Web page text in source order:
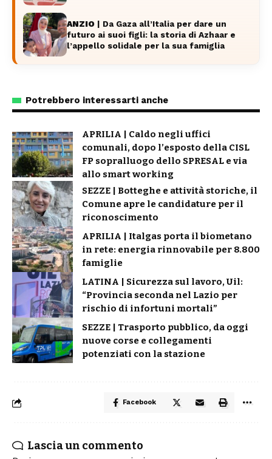
ANZIO | Da Gaza all’Italia per dare un
futuro ai suoi figli: la storia di Azhaar e
l’appello solidale per la sua famiglia
Potrebbero interessarti anche
APRILIA | Caldo negli uffici
comunali, dopo l’esposto della CISL
FP sopralluogo dello SPRESAL e via
allo smart working
SEZZE | Botteghe e attività storiche, il
Comune apre le candidature per il
riconoscimento
APRILIA | Italgas porta il biometano
in rete: energia rinnovabile per 8.800
famiglie
LATINA | Sicurezza sul lavoro, Uil:
“Provincia seconda nel Lazio per
rischio di infortuni mortali”
SEZZE | Trasporto pubblico, da oggi
nuove corse e collegamenti
potenziati con la stazione
Facebook
Lascia un commento